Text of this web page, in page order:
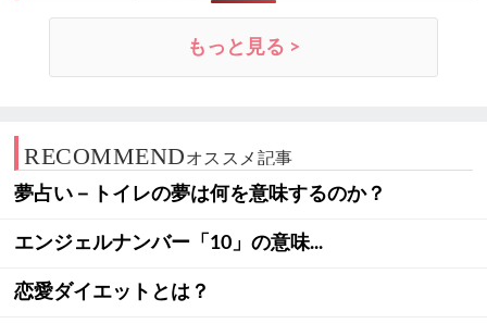
もっと見る >
RECOMMENDオススメ記事
夢占い－トイレの夢は何を意味するのか？
エンジェルナンバー「10」の意味...
恋愛ダイエットとは？